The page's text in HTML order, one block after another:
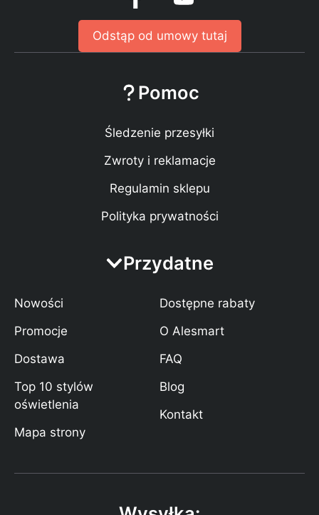
Odstąp od umowy tutaj
Pomoc
Śledzenie przesyłki
Zwroty i reklamacje
Regulamin sklepu
Polityka prywatności
Przydatne
Nowości
Promocje
Dostawa
Top 10 stylów
oświetlenia
Mapa strony
Dostępne rabaty
O Alesmart
FAQ
Blog
Kontakt